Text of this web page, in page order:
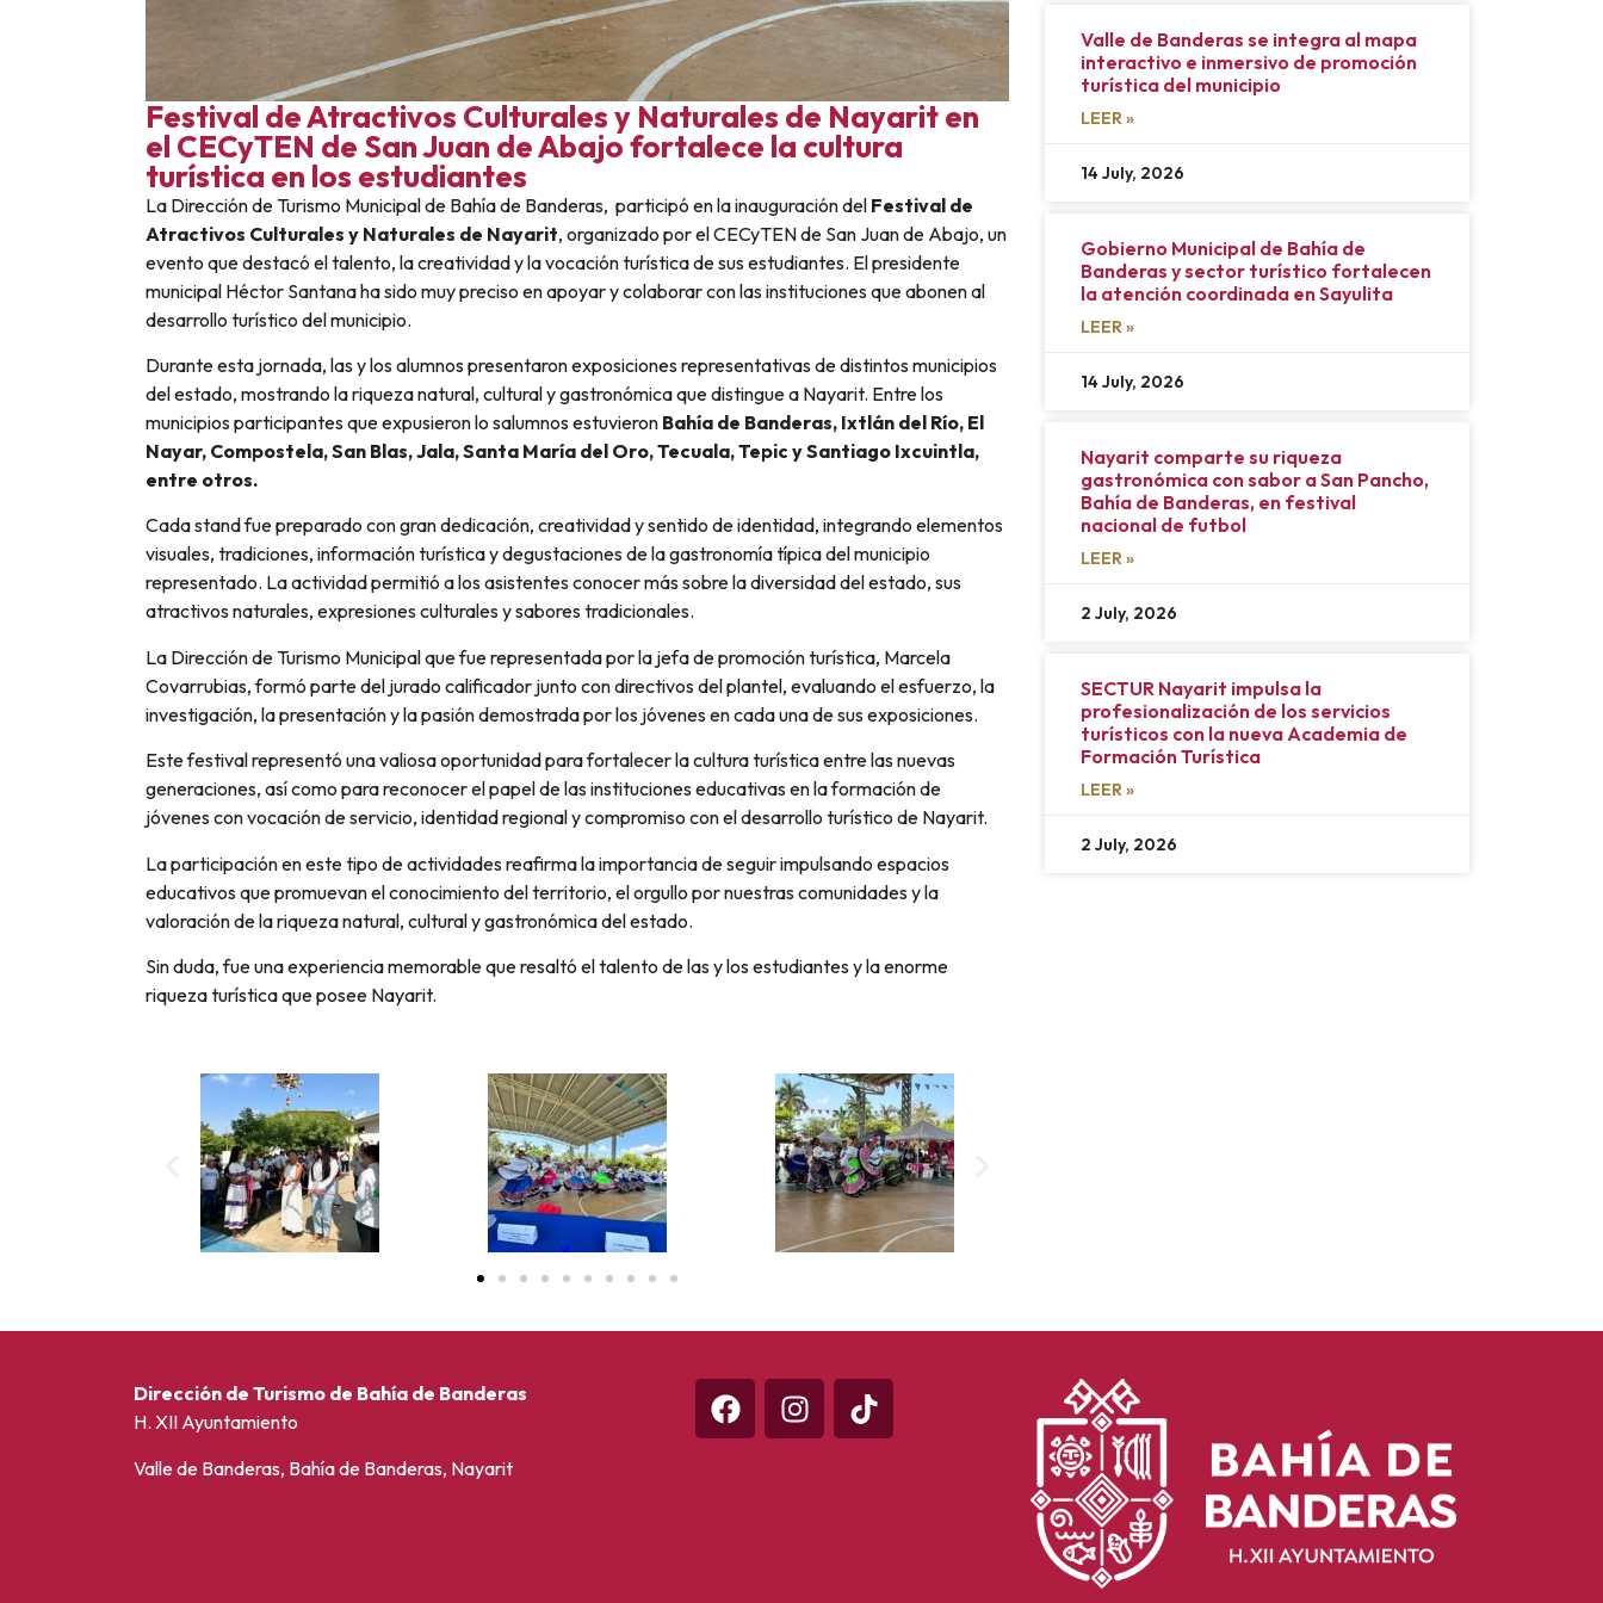
Festival de Atractivos Culturales y Naturales de Nayarit en
el CECyTEN de San Juan de Abajo fortalece la cultura
turística en los estudiantes
La Dirección de Turismo Municipal de Bahía de Banderas, participó en la inauguración del Festival de
Atractivos Culturales y Naturales de Nayarit, organizado por el CECyTEN de San Juan de Abajo, un
evento que destacó el talento, la creatividad y la vocación turística de sus estudiantes. El presidente
municipal Héctor Santana ha sido muy preciso en apoyar y colaborar con las instituciones que abonen al
desarrollo turístico del municipio.
Durante esta jornada, las y los alumnos presentaron exposiciones representativas de distintos municipios
del estado, mostrando la riqueza natural, cultural y gastronómica que distingue a Nayarit. Entre los
municipios participantes que expusieron lo salumnos estuvieron Bahía de Banderas, Ixtlán del Río, El
Nayar, Compostela, San Blas, Jala, Santa María del Oro, Tecuala, Tepic y Santiago Ixcuintla,
entre otros.
Cada stand fue preparado con gran dedicación, creatividad y sentido de identidad, integrando elementos
visuales, tradiciones, información turística y degustaciones de la gastronomía típica del municipio
representado. La actividad permitió a los asistentes conocer más sobre la diversidad del estado, sus
atractivos naturales, expresiones culturales y sabores tradicionales.
La Dirección de Turismo Municipal que fue representada por la jefa de promoción turística, Marcela
Covarrubias, formó parte del jurado calificador junto con directivos del plantel, evaluando el esfuerzo, la
investigación, la presentación y la pasión demostrada por los jóvenes en cada una de sus exposiciones.
Este festival representó una valiosa oportunidad para fortalecer la cultura turística entre las nuevas
generaciones, así como para reconocer el papel de las instituciones educativas en la formación de
jóvenes con vocación de servicio, identidad regional y compromiso con el desarrollo turístico de Nayarit.
La participación en este tipo de actividades reafirma la importancia de seguir impulsando espacios
educativos que promuevan el conocimiento del territorio, el orgullo por nuestras comunidades y la
valoración de la riqueza natural, cultural y gastronómica del estado.
Sin duda, fue una experiencia memorable que resaltó el talento de las y los estudiantes y la enorme
riqueza turística que posee Nayarit.
Valle de Banderas se integra al mapa
interactivo e inmersivo de promoción
turística del municipio
LEER »
14 July, 2026
Gobierno Municipal de Bahía de
Banderas y sector turístico fortalecen
la atención coordinada en Sayulita
LEER »
14 July, 2026
Nayarit comparte su riqueza
gastronómica con sabor a San Pancho,
Bahía de Banderas, en festival
nacional de futbol
LEER »
2 July, 2026
SECTUR Nayarit impulsa la
profesionalización de los servicios
turísticos con la nueva Academia de
Formación Turística
LEER »
2 July, 2026
Dirección de Turismo de Bahía de Banderas
H. XII Ayuntamiento
Valle de Banderas, Bahía de Banderas, Nayarit